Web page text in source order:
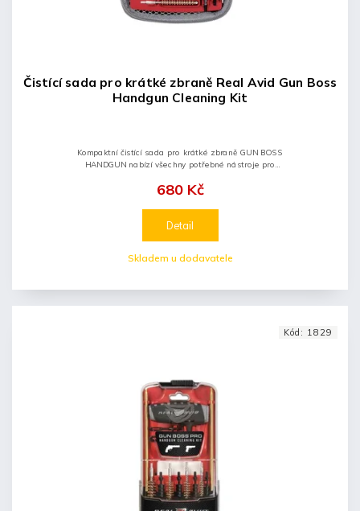
Čistící sada pro krátké zbraně Real Avid Gun Boss
Handgun Cleaning Kit
Skladem u dodavatele
680 Kč
Detail
Kompaktní čistící sada pro krátké zbraně GUN BOSS
HANDGUN nabízí všechny potřebné nástroje pro
praktickém balení, kde budete...
Kód: 1829